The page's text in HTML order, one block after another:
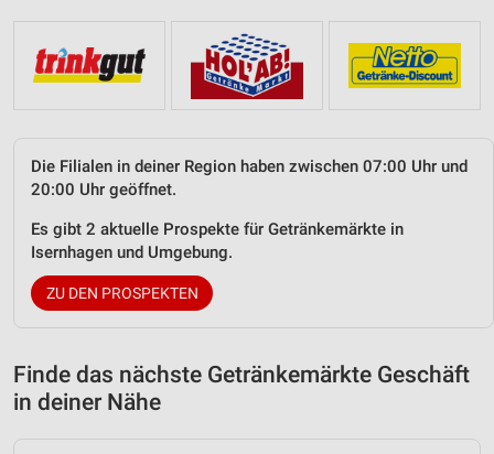
Die Filialen in deiner Region haben zwischen 07:00 Uhr und
20:00 Uhr geöffnet.
Es gibt 2 aktuelle Prospekte für Getränkemärkte in
Isernhagen und Umgebung.
ZU DEN PROSPEKTEN
Finde das nächste Getränkemärkte Geschäft
in deiner Nähe